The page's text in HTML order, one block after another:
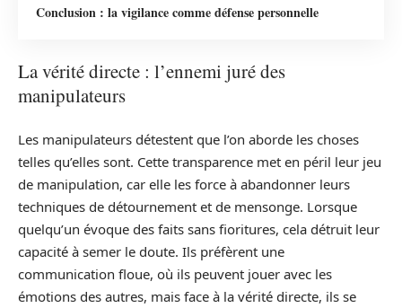
Conclusion : la vigilance comme défense personnelle
La vérité directe : l’ennemi juré des
manipulateurs
Les manipulateurs détestent que l’on aborde les choses
telles qu’elles sont. Cette transparence met en péril leur jeu
de manipulation, car elle les force à abandonner leurs
techniques de détournement et de mensonge. Lorsque
quelqu’un évoque des faits sans fioritures, cela détruit leur
capacité à semer le doute. Ils préfèrent une
communication floue, où ils peuvent jouer avec les
émotions des autres, mais face à la vérité directe, ils se